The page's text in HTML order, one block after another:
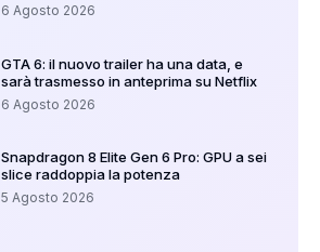
6 Agosto 2026
GTA 6: il nuovo trailer ha una data, e
sarà trasmesso in anteprima su Netflix
6 Agosto 2026
Snapdragon 8 Elite Gen 6 Pro: GPU a sei
slice raddoppia la potenza
5 Agosto 2026